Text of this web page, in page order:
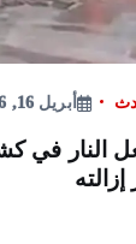
أبريل 16, 2026
في كشكه